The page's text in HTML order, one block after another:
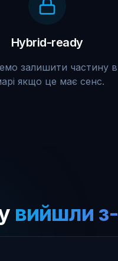
Hybrid-ready
залишити частину в
якщо це має сенс.
вийшли